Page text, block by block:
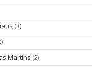
(3)
Martins (2)